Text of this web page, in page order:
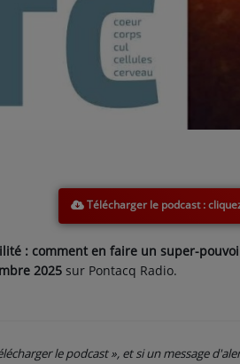
Télécharger le podcast
: comment en faire un super-
2025 sur Pontacq Radio.
le podcast », et si un message